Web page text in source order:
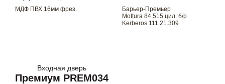
МДФ ПВХ 16мм фрез.
Барьер-Премьер
Mottura 84.515 цил. б/р
Kerberos 111.21.309
Входная дверь
Премиум PREM034